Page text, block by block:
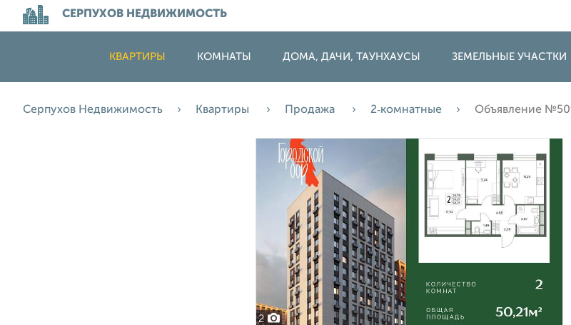
СЕРПУХОВ НЕДВИЖИМОСТЬ
КВАРТИРЫ КОМНАТЫ ДОМА, ДАЧИ, ТАУНХАУСЫ ЗЕМЕЛЬНЫЕ УЧАСТКИ
Серпухов Недвижимость Квартиры Продажа 2‑комнатные Объявление
2